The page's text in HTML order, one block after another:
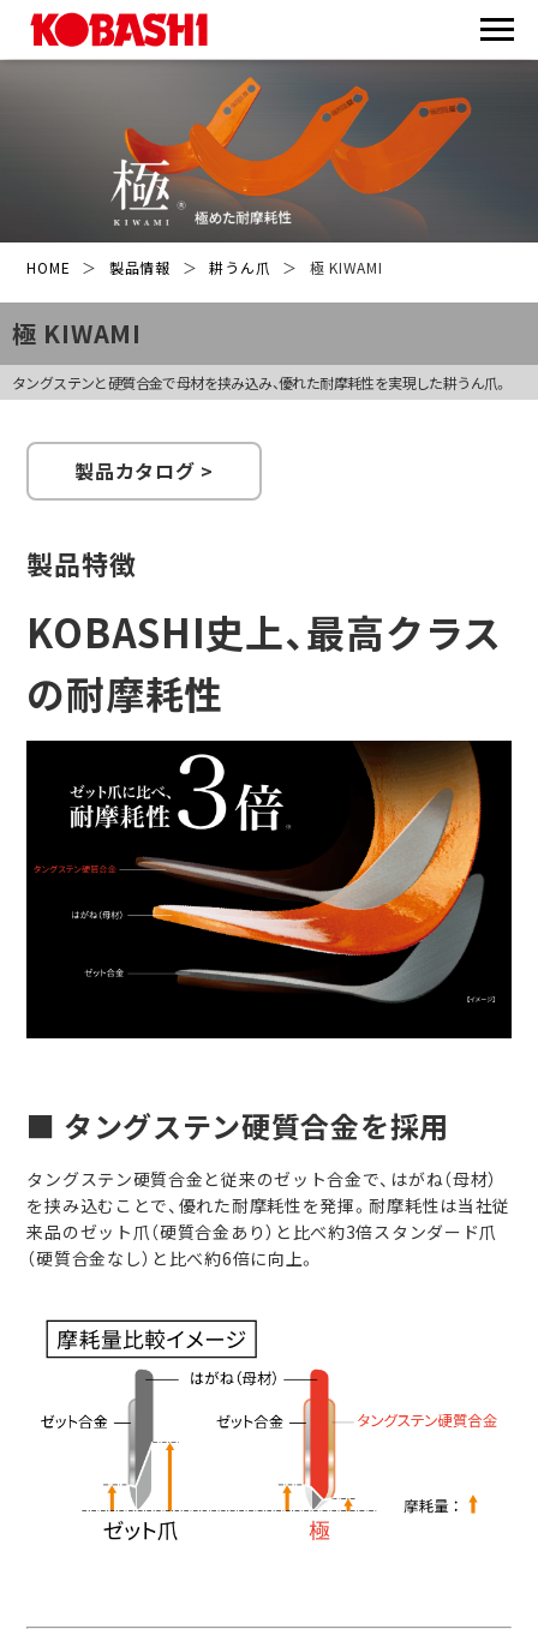
HOME ＞ 製品情報 ＞ 耕うん爪 ＞ 極 KIWAMI
極 KIWAMI
タングステンと硬質合金で母材を挟み込み、優れた耐摩耗性を実現した耕うん爪。
製品カタログ >
製品特徴
KOBASHI史上、最高クラス
の耐摩耗性
■ タングステン硬質合金を採用
タングステン硬質合金と従来のゼット合金で、はがね（母材）
を挟み込むことで、優れた耐摩耗性を発揮。耐摩耗性は当社従
来品のゼット爪（硬質合金あり）と比べ約3倍スタンダード爪
（硬質合金なし）と比べ約6倍に向上。